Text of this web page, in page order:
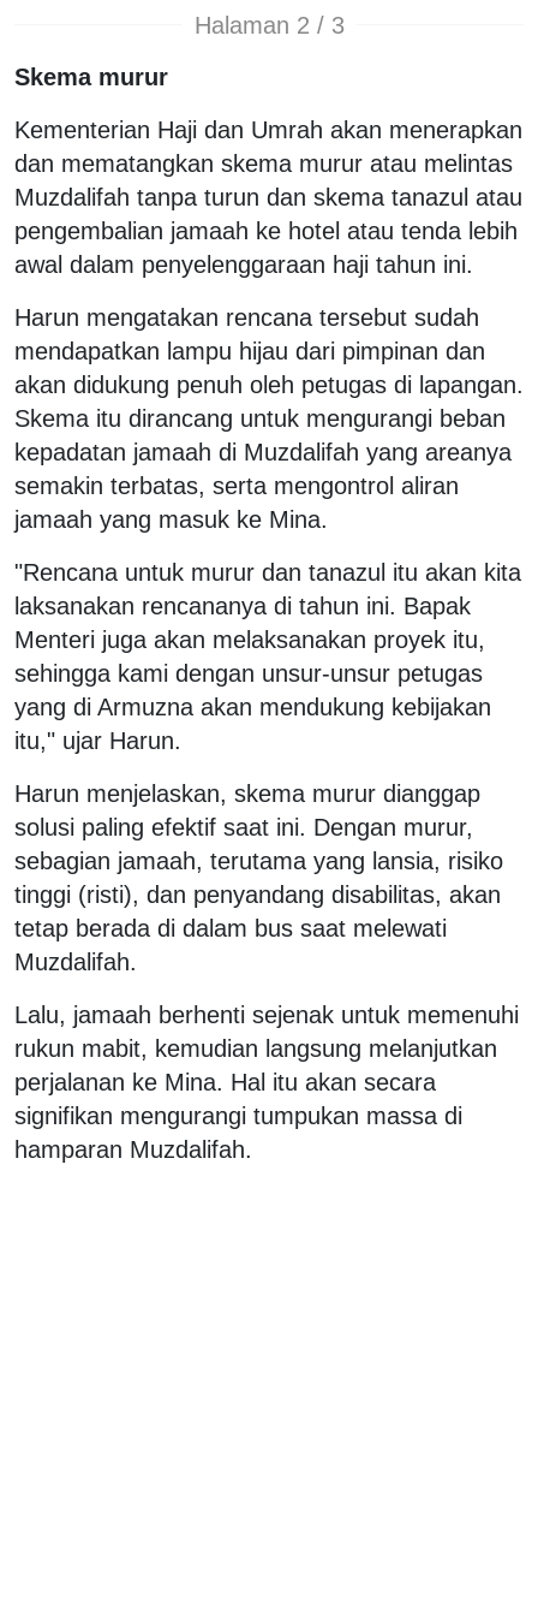
Halaman 2 / 3
Skema murur
Kementerian Haji dan Umrah akan menerapkan
dan mematangkan skema murur atau melintas
Muzdalifah tanpa turun dan skema tanazul atau
pengembalian jamaah ke hotel atau tenda lebih
awal dalam penyelenggaraan haji tahun ini.
Harun mengatakan rencana tersebut sudah
mendapatkan lampu hijau dari pimpinan dan
akan didukung penuh oleh petugas di lapangan.
Skema itu dirancang untuk mengurangi beban
kepadatan jamaah di Muzdalifah yang areanya
semakin terbatas, serta mengontrol aliran
jamaah yang masuk ke Mina.
"Rencana untuk murur dan tanazul itu akan kita
laksanakan rencananya di tahun ini. Bapak
Menteri juga akan melaksanakan proyek itu,
sehingga kami dengan unsur-unsur petugas
yang di Armuzna akan mendukung kebijakan
itu," ujar Harun.
Harun menjelaskan, skema murur dianggap
solusi paling efektif saat ini. Dengan murur,
sebagian jamaah, terutama yang lansia, risiko
tinggi (risti), dan penyandang disabilitas, akan
tetap berada di dalam bus saat melewati
Muzdalifah.
Lalu, jamaah berhenti sejenak untuk memenuhi
rukun mabit, kemudian langsung melanjutkan
perjalanan ke Mina. Hal itu akan secara
signifikan mengurangi tumpukan massa di
hamparan Muzdalifah.